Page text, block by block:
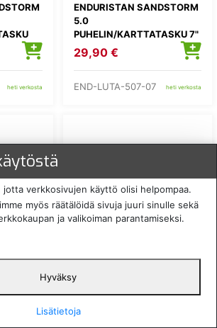
heti verkosta
ENDURISTAN SANDSTORM
5.0
PUHELIN/KARTTATASKU 7"
29,90 €
END-LUTA-507-07 heti verkosta
ENDURISTAN SANDSTORM
219,00 €
jotta verkkosivujen käyttö olisi helpompaa.
myös räätälöidä sivuja juuri sinulle sekä
ja valikoiman parantamiseksi.
Hyväksy
Lisätietoja